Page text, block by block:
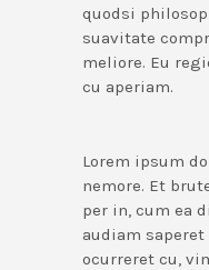
quodsi
suavitate
meliore. Eu
cu aperiam.
Lorem ipsum
nemore. Et
per in, cum ea
audiam saperet
ocurreret cu,